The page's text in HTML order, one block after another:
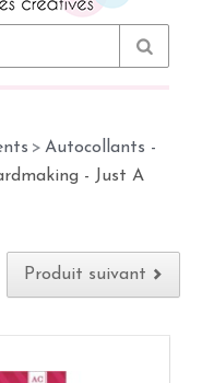
> Autocollants -
- Just A
Produit suivant